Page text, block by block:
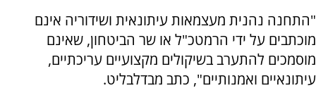
"התחנה נהנית מעצמאות עיתונאית ושידוריה אינם
מוכתבים על ידי הרמטכ"ל או שר הביטחון, שאינם
מוסמכים להתערב בשיקולים מקצועיים עריכתיים,
עיתונאיים ואמנותיים", כתב מבדלבליט.